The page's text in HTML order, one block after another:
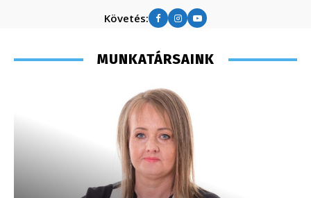
Követés:
MUNKATÁRSAINK